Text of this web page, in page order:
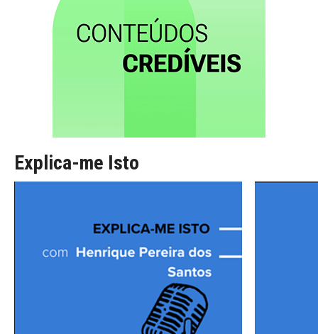
Explica-me Isto